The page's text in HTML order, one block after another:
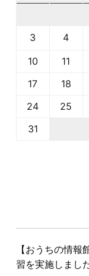
3
4
10
11
17
18
24
25
31
【おうちの情
習を実施しまし